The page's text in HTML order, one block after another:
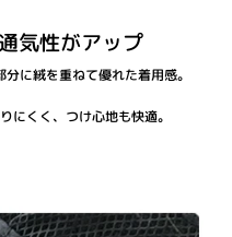
気性がアップ
に絨を重ねて優れた着用感。
にくく、つけ心地も快適。